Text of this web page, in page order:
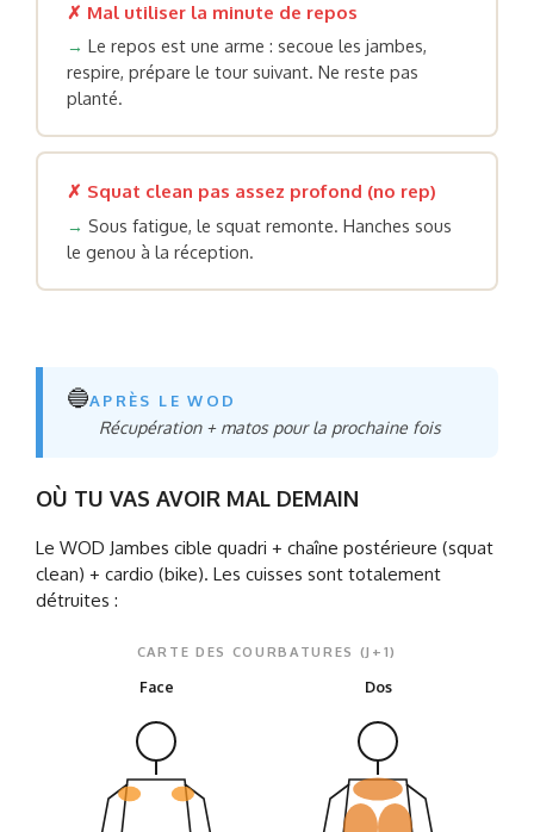
✗ Mal utiliser la minute de repos
→ Le repos est une arme : secoue les jambes,
respire, prépare le tour suivant. Ne reste pas
planté.
✗ Squat clean pas assez profond (no rep)
→ Sous fatigue, le squat remonte. Hanches sous
le genou à la réception.
🔵APRÈS LE WOD
Récupération + matos pour la prochaine fois
OÙ TU VAS AVOIR MAL DEMAIN
Le WOD Jambes cible quadri + chaîne postérieure (squat
clean) + cardio (bike). Les cuisses sont totalement
détruites :
CARTE DES COURBATURES (J+1)
Face Dos